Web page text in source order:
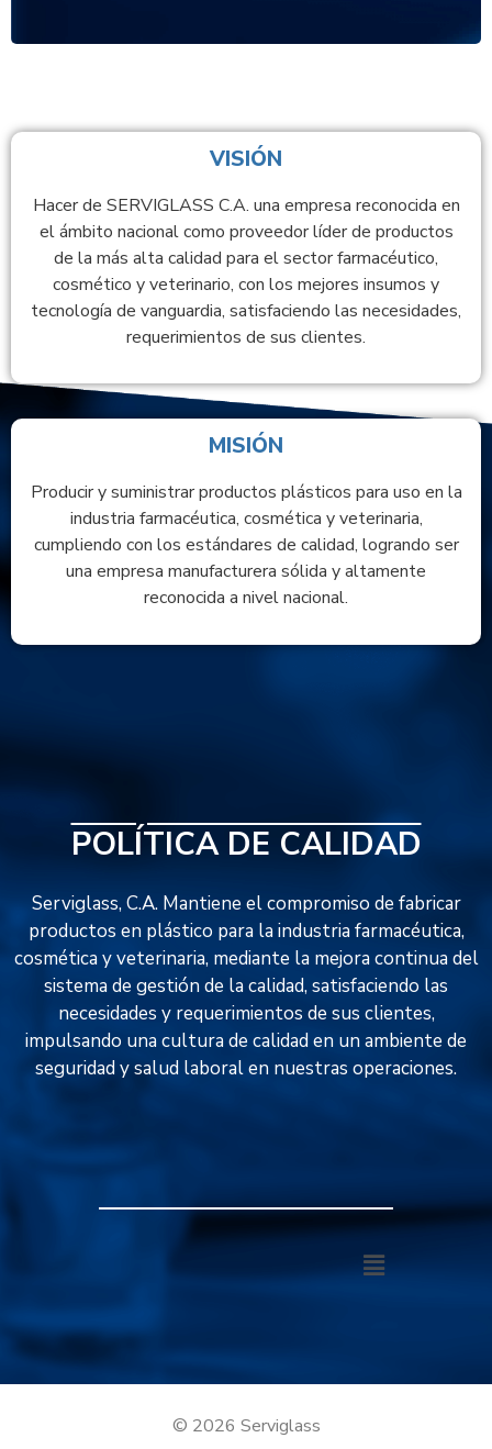
VISIÓN
Hacer de SERVIGLASS C.A. una empresa reconocida en
el ámbito nacional como proveedor líder de productos
de la más alta calidad para el sector farmacéutico,
cosmético y veterinario, con los mejores insumos y
tecnología de vanguardia, satisfaciendo las necesidades,
requerimientos de sus clientes.
MISIÓN
Producir y suministrar productos plásticos para uso en la
industria farmacéutica, cosmética y veterinaria,
cumpliendo con los estándares de calidad, logrando ser
una empresa manufacturera sólida y altamente
reconocida a nivel nacional.
POLÍTICA DE CALIDAD
Serviglass, C.A. Mantiene el compromiso de fabricar
productos en plástico para la industria farmacéutica,
cosmética y veterinaria, mediante la mejora continua del
sistema de gestión de la calidad, satisfaciendo las
necesidades y requerimientos de sus clientes,
impulsando una cultura de calidad en un ambiente de
seguridad y salud laboral en nuestras operaciones.
© 2026 Serviglass